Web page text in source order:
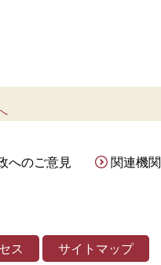
へのご意見 関連機関
ス サイトマップ